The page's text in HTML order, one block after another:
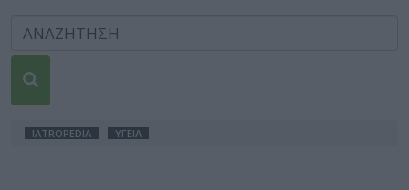
IATROPEDIA ΥΓΕΙΑ